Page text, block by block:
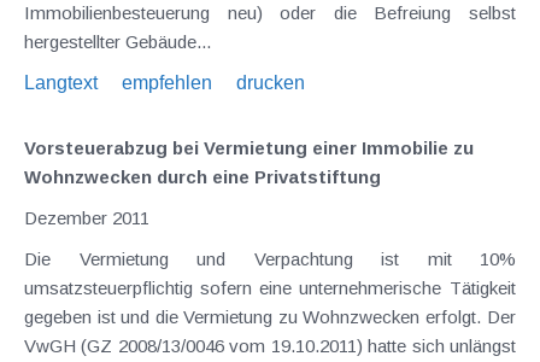
Immobilienbesteuerung neu) oder die Befreiung selbst
hergestellter Gebäude...
Langtext
empfehlen drucken
Vorsteuerabzug bei Vermietung einer Immobilie zu
Wohnzwecken durch eine Privatstiftung
Dezember 2011
Die Vermietung und Verpachtung ist mit 10%
umsatzsteuerpflichtig sofern eine unternehmerische Tätigkeit
gegeben ist und die Vermietung zu Wohnzwecken erfolgt. Der
VwGH (GZ 2008/13/0046 vom 19.10.2011) hatte sich unlängst